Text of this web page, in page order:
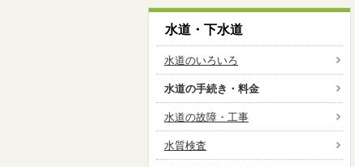
水道・下水道
水道のいろいろ
水道の手続き・料金
水道の故障・工事
水質検査